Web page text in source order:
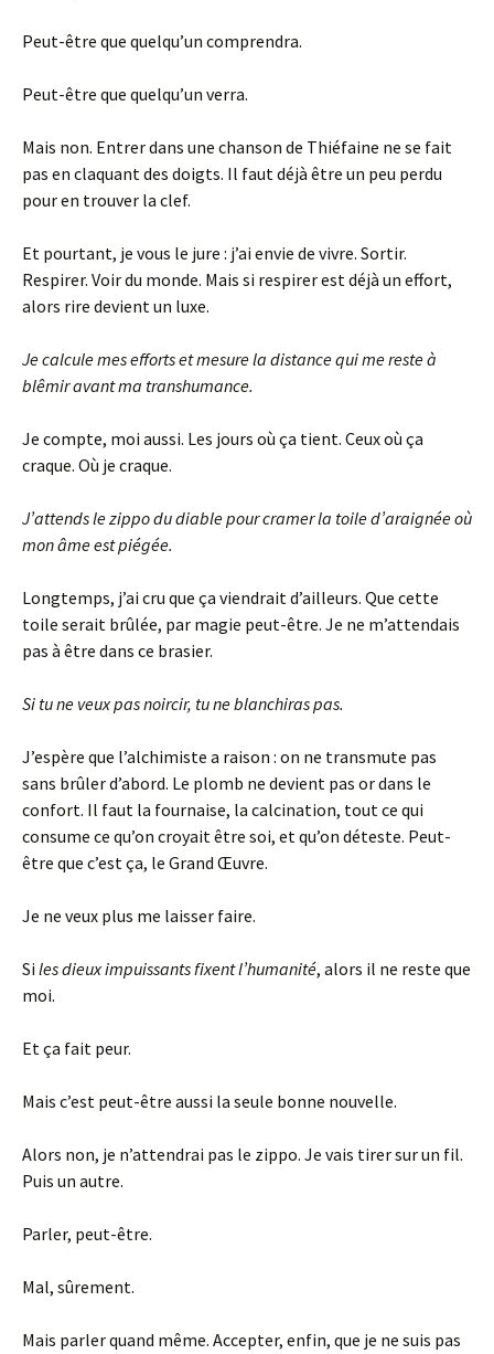
Peut-être que quelqu’un comprendra.
Peut-être que quelqu’un verra.
Mais non. Entrer dans une chanson de Thiéfaine ne se fait
pas en claquant des doigts. Il faut déjà être un peu perdu
pour en trouver la clef.
Et pourtant, je vous le jure : j’ai envie de vivre. Sortir.
Respirer. Voir du monde. Mais si respirer est déjà un effort,
alors rire devient un luxe.
Je calcule mes efforts et mesure la distance qui me reste à
blêmir avant ma transhumance.
Je compte, moi aussi. Les jours où ça tient. Ceux où ça
craque. Où je craque.
J’attends le zippo du diable pour cramer la toile d’araignée où
mon âme est piégée.
Longtemps, j’ai cru que ça viendrait d’ailleurs. Que cette
toile serait brûlée, par magie peut-être. Je ne m’attendais
pas à être dans ce brasier.
Si tu ne veux pas noircir, tu ne blanchiras pas.
J’espère que l’alchimiste a raison : on ne transmute pas
sans brûler d’abord. Le plomb ne devient pas or dans le
confort. Il faut la fournaise, la calcination, tout ce qui
consume ce qu’on croyait être soi, et qu’on déteste. Peut-
être que c’est ça, le Grand Œuvre.
Je ne veux plus me laisser faire.
Si les dieux impuissants fixent l’humanité, alors il ne reste que
moi.
Et ça fait peur.
Mais c’est peut-être aussi la seule bonne nouvelle.
Alors non, je n’attendrai pas le zippo. Je vais tirer sur un fil.
Puis un autre.
Parler, peut-être.
Mal, sûrement.
Mais parler quand même. Accepter, enfin, que je ne suis pas